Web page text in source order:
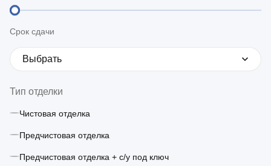
Срок сдачи
Выбрать
Тип отделки
Чистовая отделка
Предчистовая отделка
Предчистовая отделка + с/у под ключ